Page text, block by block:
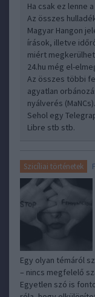
Ha csak ez lenne
Az összes
Magyar Hangon
írások, illetve
miért
24.hu még el-
Az összes többi
agyatlan
nyálverés (MaNCs).
Sehol egy
Libre stb stb.
Szicíliai történetek
Egy olyan témáról
– nincs megfelelő
Egyetlen szó is